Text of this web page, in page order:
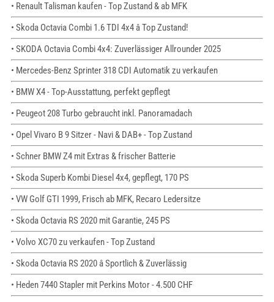
• Renault Talisman kaufen - Top Zustand & ab MFK
• Skoda Octavia Combi 1.6 TDI 4x4 â Top Zustand!
• SKODA Octavia Combi 4x4: Zuverlässiger Allrounder 2025
• Mercedes-Benz Sprinter 318 CDI Automatik zu verkaufen
• BMW X4 - Top-Ausstattung, perfekt gepflegt
• Peugeot 208 Turbo gebraucht inkl. Panoramadach
• Opel Vivaro B 9 Sitzer - Navi & DAB+ - Top Zustand
• Schner BMW Z4 mit Extras & frischer Batterie
• Skoda Superb Kombi Diesel 4x4, gepflegt, 170 PS
• VW Golf GTI 1999, Frisch ab MFK, Recaro Ledersitze
• Skoda Octavia RS 2020 mit Garantie, 245 PS
• Volvo XC70 zu verkaufen - Top Zustand
• Skoda Octavia RS 2020 â Sportlich & Zuverlässig
• Heden 7440 Stapler mit Perkins Motor - 4.500 CHF